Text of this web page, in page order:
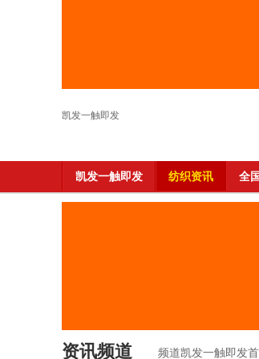
凯发一触即发
凯发一触即发 纺织资讯 全
资讯频道 频道凯发一触即发